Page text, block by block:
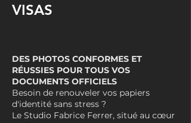
VISAS
DES PHOTOS CONFORMES ET
RÉUSSIES POUR TOUS VOS
DOCUMENTS OFFICIELS
Besoin de renouveler vos papiers
d'identité sans stress ?
Le Studio Fabrice Ferrer, situé au cœur